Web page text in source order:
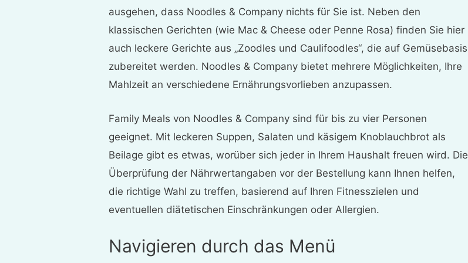
ausgehen, dass Noodles & Company nichts für Sie ist. Neben den
klassischen Gerichten (wie Mac & Cheese oder Penne Rosa) finden Sie hier
auch leckere Gerichte aus „Zoodles und Caulifoodles“, die auf Gemüsebasis
zubereitet werden. Noodles & Company bietet mehrere Möglichkeiten, Ihre
Mahlzeit an verschiedene Ernährungsvorlieben anzupassen.
Family Meals von Noodles & Company sind für bis zu vier Personen
geeignet. Mit leckeren Suppen, Salaten und käsigem Knoblauchbrot als
Beilage gibt es etwas, worüber sich jeder in Ihrem Haushalt freuen wird. Die
Überprüfung der Nährwertangaben vor der Bestellung kann Ihnen helfen,
die richtige Wahl zu treffen, basierend auf Ihren Fitnesszielen und
eventuellen diätetischen Einschränkungen oder Allergien.
Navigieren durch das Menü